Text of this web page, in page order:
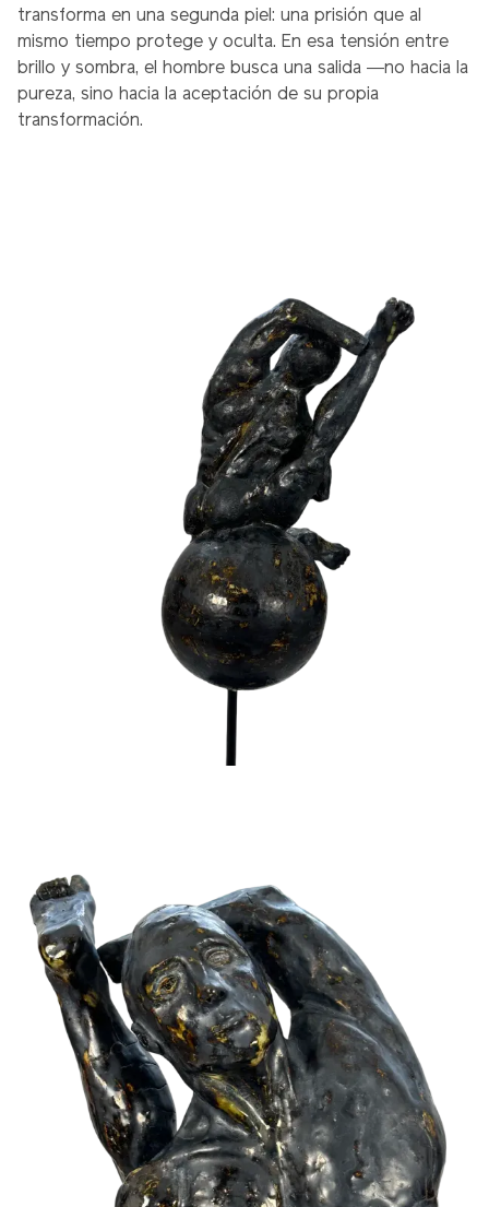
transforma en una segunda piel: una prisión que al
mismo tiempo protege y oculta. En esa tensión entre
brillo y sombra, el hombre busca una salida —no hacia la
pureza, sino hacia la aceptación de su propia
transformación.